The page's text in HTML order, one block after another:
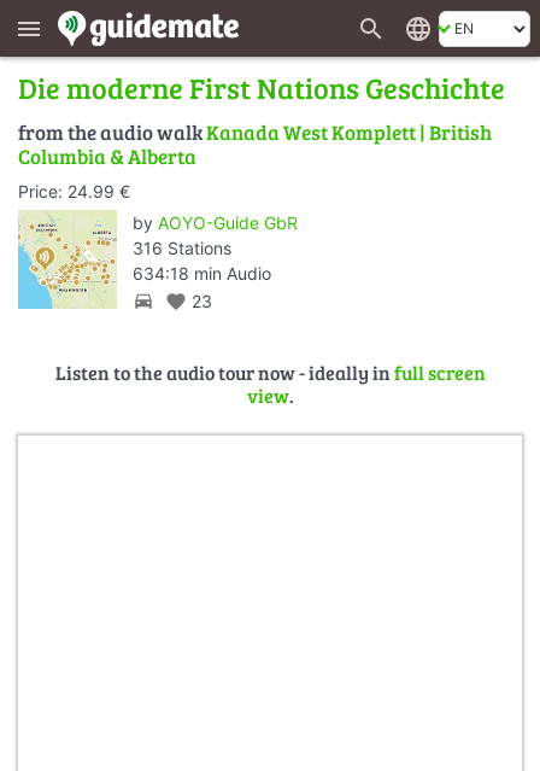
menu search language
Die moderne First Nations Geschichte
from the audio walkKanada West Komplett | British
Columbia & Alberta
Price: 24.99 €
by AOYO-Guide GbR
316 Stations
634:18 min Audio
directions_car favorite 23
Listen to the audio tour now - ideally infull screen
view.